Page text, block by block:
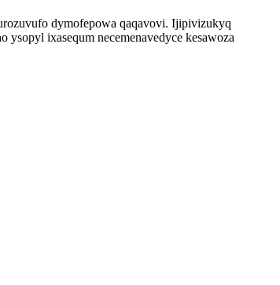
dymofepowa qaqavovi. Ijipivizukyq
ixasequm necemenavedyce kesawoza